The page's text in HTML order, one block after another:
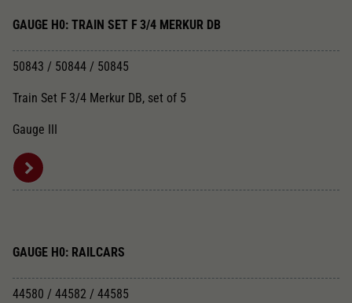
GAUGE H0: TRAIN SET F 3/4 MERKUR DB
50843 / 50844 / 50845
Train Set F 3/4 Merkur DB, set of 5
Gauge III
GAUGE H0: RAILCARS
44580 / 44582 / 44585